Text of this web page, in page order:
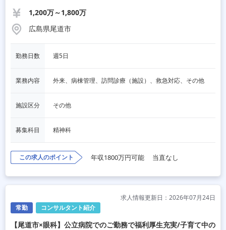
1,200万～1,800万
広島県尾道市
勤務日数 週5日
業務内容 外来、病棟管理、訪問診療（施設）、救急対応、その他
施設区分 その他
募集科目 精神科
この求人のポイント 年収1800万円可能 当直なし
常勤 コンサルタント紹介
求人情報更新日：2026年07月24日
【尾道市×眼科】公立病院でのご勤務で福利厚生充実/子育て中の